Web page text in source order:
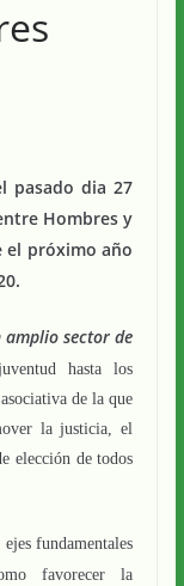
pasado dia 27
Hombres y
el próximo año
sector de
hasta los
de la que
la justicia, el
elección de todos
fundamentales
favorecer la